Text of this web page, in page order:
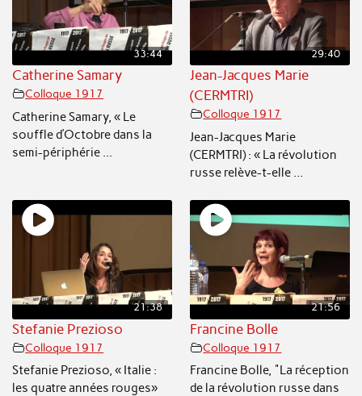
33:44
Catherine Samary
Colloque 1917
Catherine Samary, « Le
souffle d’Octobre dans la
semi-périphérie ...
29:40
Jean-Jacques Marie
(CERMTRI)
Colloque 1917
Jean-Jacques Marie
(CERMTRI) : « La révolution
russe relève-t-elle ...
21:38
Stefanie Prezioso
Colloque 1917
Stefanie Prezioso, « Italie :
les quatre années rouges»
21:56
Francine Bolle
Colloque 1917
Francine Bolle, "La réception
de la révolution russe dans